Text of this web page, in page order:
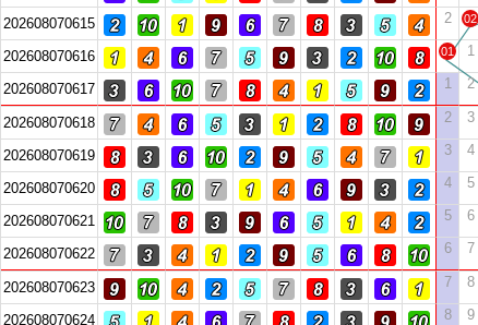
202608070615 2 02
202608070616 01 1
202608070617 1 2
202608070618 2 3
202608070619 3 4
202608070620 4 5
202608070621 5 6
202608070622 6 7
202608070623 7 8
202608070624 8 9